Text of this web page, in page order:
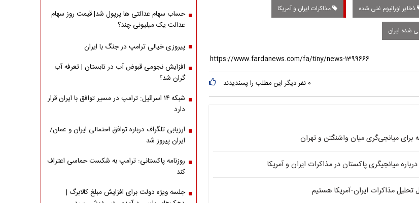
ذخایر اورانیوم غنی شده مذاکرات ایران و آمریکا
شده ایران
۰ نفر دیگر این مطلب را پسندیدند
برای میانجی‌گری میان واشنگتن و تهران
میانجیگری پاکستان در مذاکرات ایران و آمریکا
تحلیل مذاکرات ایران-آمریکا هستیم
حساب سهام عدالتی ها پرپول شد| قیمت روز سهام
عدالت یک میلیونی چند؟
پیروزی خیالی ترامپ در جنگ با ایران
افزایش نجومی قبوض آب در تابستان | تعرفه آب
گران شد؟
شبکه ۱۴ اسرائیل: ترامپ در مسیر توافق با ایران قرار
دارد
ارزیابی تلگراف درباره توافق احتمالی ایران و عمان/
ایران پیروز شد
روزنامه پاکستانی: ترامپ به شکست حماسی اعتراف
کند
جلسه ویژه دولت برای افزایش مبلغ کالابرگ |